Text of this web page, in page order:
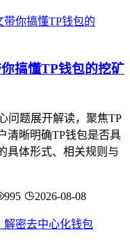
搞懂TP钱包的挖矿
问题展开解读，聚焦TP
清晰明确TP钱包是否具
具体形式、相关规则与
995 2026-08-08